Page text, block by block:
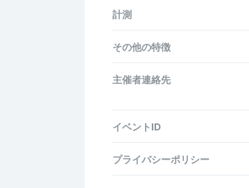
計測
その他の特徴
主催者連絡先
イベントID
プライバシーポリシー